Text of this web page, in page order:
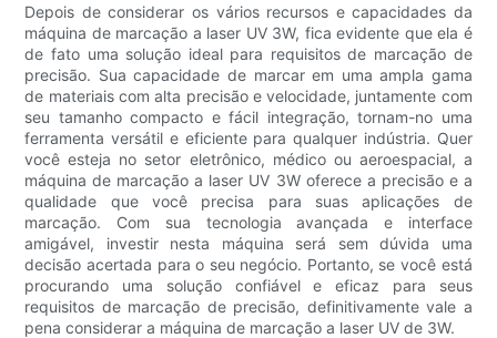
Depois de considerar os vários recursos e capacidades da
máquina de marcação a laser UV 3W, fica evidente que ela é
de fato uma solução ideal para requisitos de marcação de
precisão. Sua capacidade de marcar em uma ampla gama
de materiais com alta precisão e velocidade, juntamente com
seu tamanho compacto e fácil integração, tornam-no uma
ferramenta versátil e eficiente para qualquer indústria. Quer
você esteja no setor eletrônico, médico ou aeroespacial, a
máquina de marcação a laser UV 3W oferece a precisão e a
qualidade que você precisa para suas aplicações de
marcação. Com sua tecnologia avançada e interface
amigável, investir nesta máquina será sem dúvida uma
decisão acertada para o seu negócio. Portanto, se você está
procurando uma solução confiável e eficaz para seus
requisitos de marcação de precisão, definitivamente vale a
pena considerar a máquina de marcação a laser UV de 3W.